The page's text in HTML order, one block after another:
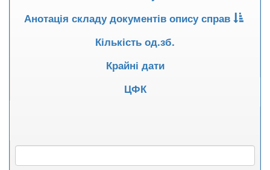
Анотація складу документів опису справ
Кількість од.зб.
Крайні дати
ЦФК